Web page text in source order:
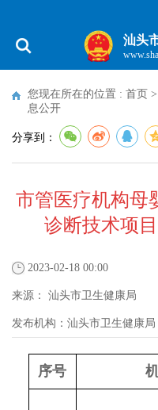
汕头
您现在所在的位置 : 首页 >
息公开
分享到：
市管医疗机构母
诊断技术项
2023-02-18 00:00
来源： 汕头市卫生健康局
发布机构： 汕头市卫生健康局
序号